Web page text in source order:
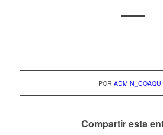
POR
Compartir esta